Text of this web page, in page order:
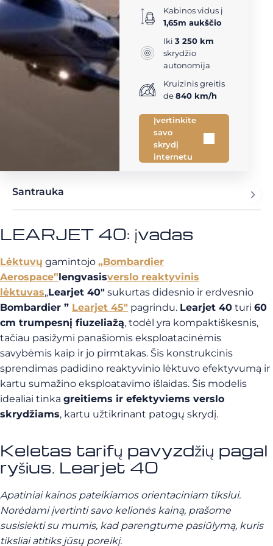
Kabinos vidus į
1,65m aukščio
Iki 3 250 km
skrydžio
autonomija
Kruizinis greitis
de840 km/h
Įvertinkite
savo
skrydį
internetu
Santrauka
LEARJET 40: įvadas
Lėktuvų gamintojo „Bombardier
Aerospace”lengvasisverslo reaktyvinis
lėktuvas„Learjet 40″ sukurtas didesnio ir erdvesnio
Bombardier ” Learjet 45″ pagrindu. Learjet 40 turi 60
cm trumpesnį fiuzeliažą, todėl yra kompaktiškesnis,
tačiau pasižymi panašiomis eksploatacinėmis
savybėmis kaip ir jo pirmtakas. Šis konstrukcinis
sprendimas padidino reaktyvinio lėktuvo efektyvumą ir
kartu sumažino eksploatavimo išlaidas. Šis modelis
idealiai tinka greitiems ir efektyviems verslo
skrydžiams, kartu užtikrinant patogų skrydį.
Keletas tarifų pavyzdžių pagal
ryšius. Learjet 40
Apatiniai kainos pateikiamos orientaciniam tikslui.
Norėdami įvertinti savo kelionės kainą, prašome
susisiekti su mumis, kad parengtume pasiūlymą, kuris
tiksliai atitiks jūsų poreikį.